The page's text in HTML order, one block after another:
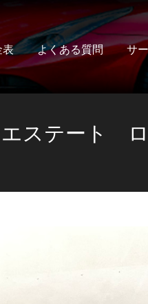
表 よくある質問 サ
エステート